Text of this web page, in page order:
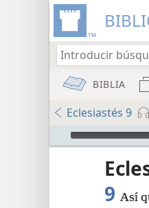
BIBLIA
Eclesiastés 9
Audio Player
9 Así